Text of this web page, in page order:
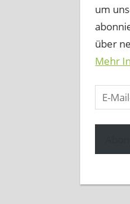
um
über
Mehr
E-
Mail-